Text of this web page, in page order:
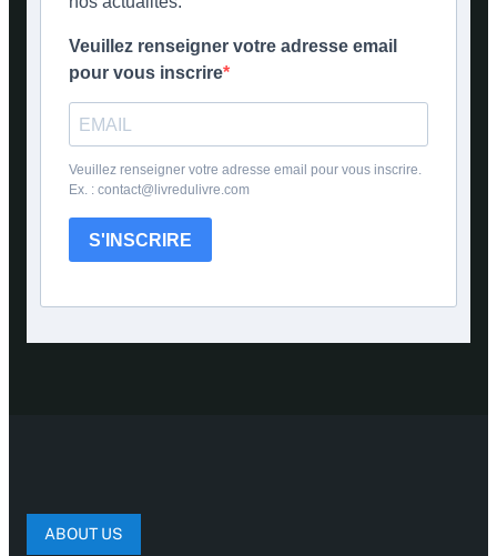
Veuillez renseigner votre adresse email
pour vous inscrire
Veuillez renseigner votre adresse email pour vous inscrire.
Ex. : contact@livredulivre.com
S'INSCRIRE
ABOUT US